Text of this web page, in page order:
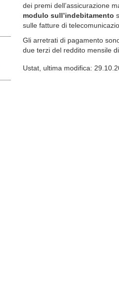
dei premi dell’assicurazione
modulo sull’indebitamento
sulle fatture di
Gli arretrati di pagamento
due terzi del reddito mensile
Ustat, ultima modifica: